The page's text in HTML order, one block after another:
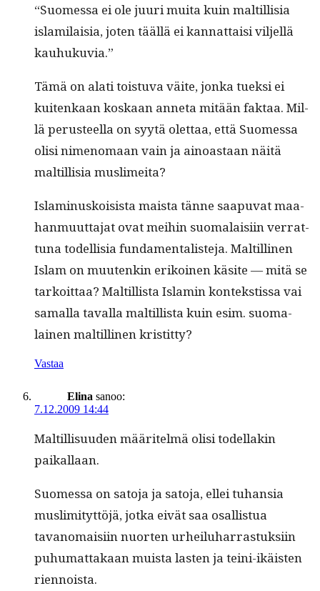
“Suomes­sa ei ole juuri mui­ta kuin maltil­lisia
islami­laisia, joten tääl­lä ei kan­nat­taisi vil­jel­lä
kauhukuvia.”
Tämä on alati tois­tu­va väite, jon­ka tuek­si ei
kuitenkaan koskaan anneta mitään fak­taa. Mil­
lä perus­teel­la on syytä olet­taa, että Suomes­sa
olisi nimeno­maan vain ja ain­oas­taan näitä
maltil­lisia muslimeita?
Islami­nuskoi­sista maista tänne saa­pu­vat maa­
han­muut­ta­jat ovat mei­hin suo­ma­laisi­in ver­rat­
tuna todel­lisia fun­da­men­tal­is­te­ja. Maltill­i­nen
Islam on muutenkin erikoinen käsite — mitä se
tarkoit­taa? Maltil­lista Islamin kon­tek­stis­sa vai
samal­la taval­la maltil­lista kuin esim. suo­ma­
lainen maltill­i­nen kristitty?
Vastaa
Elina sanoo:
7.12.2009 14:44
Maltil­lisu­u­den määritelmä olisi todel­lakin
paikallaan.
Suomes­sa on sato­ja ja sato­ja, ellei tuhan­sia
mus­lim­i­tyt­töjä, jot­ka eivät saa osal­lis­tua
tavanomaisi­in nuorten urheiluhar­ras­tuk­si­in
puhu­mat­takaan muista las­ten ja tei­ni-ikäis­ten
riennoista.